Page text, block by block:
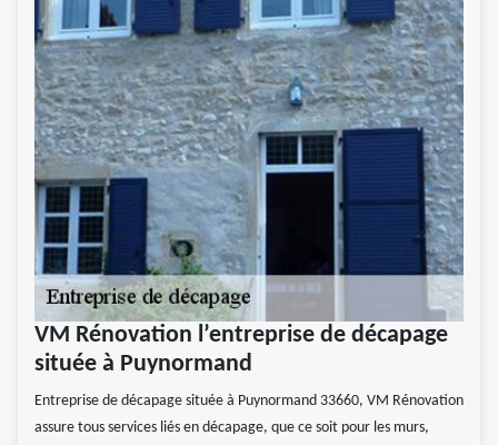
VM Rénovation l’entreprise de décapage
située à Puynormand
Entreprise de décapage située à Puynormand 33660, VM Rénovation
assure tous services liés en décapage, que ce soit pour les murs,